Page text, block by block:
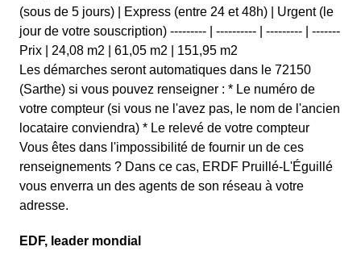
(sous de 5 jours) | Express (entre 24 et 48h) | Urgent (le
jour de votre souscription) --------- | ---------- | --------- | -------
Prix | 24,08 m2 | 61,05 m2 | 151,95 m2
Les démarches seront automatiques dans le 72150
(Sarthe) si vous pouvez renseigner : * Le numéro de
votre compteur (si vous ne l'avez pas, le nom de l'ancien
locataire conviendra) * Le relevé de votre compteur
Vous êtes dans l'impossibilité de fournir un de ces
renseignements ? Dans ce cas, ERDF Pruillé-L'Éguillé
vous enverra un des agents de son réseau à votre
adresse.
EDF, leader mondial